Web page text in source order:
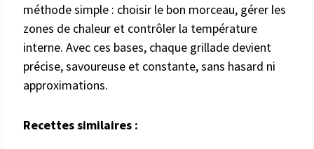
méthode simple : choisir le bon morceau, gérer les
zones de chaleur et contrôler la température
interne. Avec ces bases, chaque grillade devient
précise, savoureuse et constante, sans hasard ni
approximations.
Recettes similaires :